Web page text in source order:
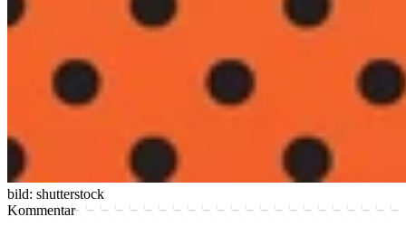
bild: shutterstock
Kommentar